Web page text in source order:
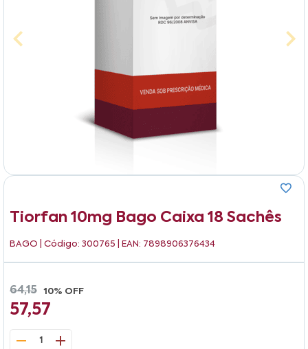
Tiorfan 10mg Bago Caixa 18 Sachês
BAGO | Código: 300765 | EAN: 7898906376434
64,15 10% OFF
57,57
1